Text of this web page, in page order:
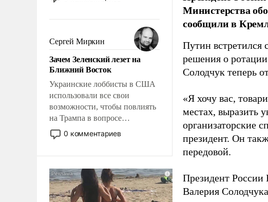
революционных изменений.
псевдонаучной фантастики,
стало всерьез обсуждаемой
идеей.
Сергей Миркин
Зачем Зеленский лезет на
Ближний Восток
Украинские лоббисты в США
использовали все свои
возможности, чтобы повлиять
на Трампа в вопросе
предоставления вооружений
своим нанимателям. Вероятно,
голову мысль: хорошо бы
продемонстрировать, что
Украина вступила в
0 комментариев
Министерства
сообщили в
Путин встретился
решения о
Солодчук теперь
«Я хочу вас,
местах, выразить
организаторские
президент. Он
передовой.
Президент
Валерия